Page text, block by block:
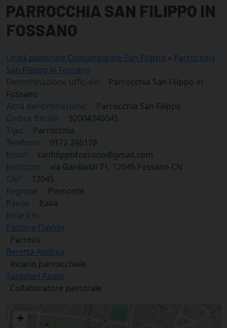
PARROCCHIA SAN FILIPPO IN
FOSSANO
Unità pastorale Concattedrale-San Filippo » Parrocchia
San Filippo in Fossano
Denominazione ufficiale:
Parrocchia San Filippo in
Fossano
Altra denominazione:
Parrocchia San Filippo
Codice fiscale:
92004340045
Tipo:
Parrocchia
Telefono:
0172 246178
Email:
sanfilippofossano@gmail.com
Indirizzo:
via Garibaldi 71, 12045 Fossano CN
CAP:
12045
Regione:
Piemonte
Paese:
Italia
Incarichi
Pastore Davide
: Parroco
Beretta Andrea
: Vicario parrocchiale
Tassinari Paolo
: Collaboratore pastorale
Parrocchia San Filippo in Fossano
+